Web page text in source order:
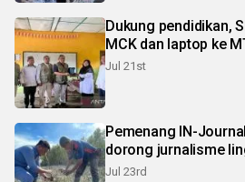
Dukung pendidikan,
MCK dan laptop ke
Jul 21st
Pemenang IN-
dorong jurnalisme
Jul 23rd